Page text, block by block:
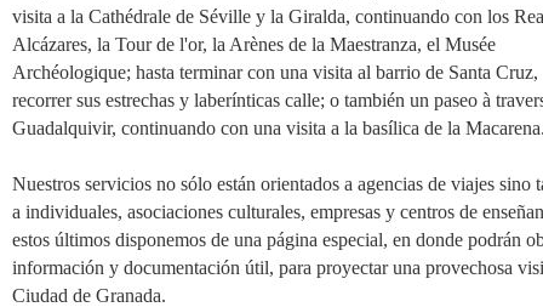
visita a la Cathédrale de Séville y la Giralda, continuando con los
Alcázares, la Tour de l'or, la Arènes de la Maestranza, el Musée
Archéologique; hasta terminar con una visita al barrio de Santa Cruz,
recorrer sus estrechas y laberínticas calle; o también un paseo à
Guadalquivir, continuando con una visita a la basílica de la
Nuestros servicios no sólo están orientados a agencias de viajes sino
a individuales, asociaciones culturales, empresas y centros de
estos últimos disponemos de una página especial, en donde podrán
información y documentación útil, para proyectar una provechosa
Ciudad de Granada.